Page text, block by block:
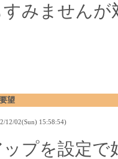
みません
望
12/02(Sun) 15:58:54)
プを設定で